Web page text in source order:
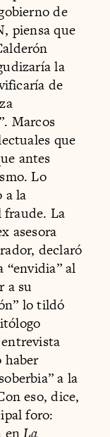
de
piensa que
la
de
Marcos
que
antes
Lo
a la
La
asesora
declaró
“envidia” al
a su
lo tildó
haber
a la
eso, dice,
foro: